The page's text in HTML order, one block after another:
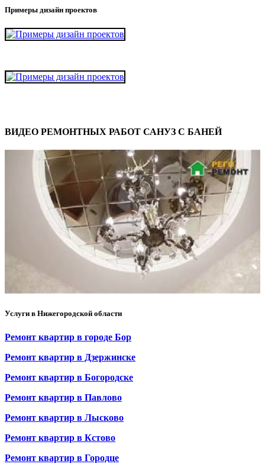
Примеры дизайн проектов
ВИДЕО РЕМОНТНЫХ РАБОТ САНУЗ С БАНЕЙ
Услуги в Нижегородской области
Ремонт квартир в городе Бор
Ремонт квартир в Дзержинске
Ремонт квартир в Богородске
Ремонт квартир в Павлово
Ремонт квартир в Лысково
Ремонт квартир в Кстово
Ремонт квартир в Городце